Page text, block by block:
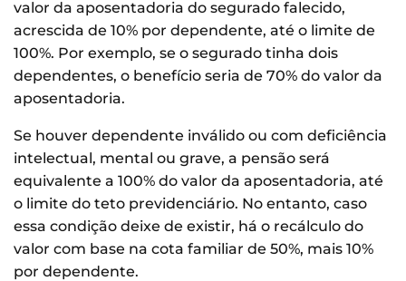
valor da aposentadoria do segurado falecido,
acrescida de 10% por dependente, até o limite de
100%. Por exemplo, se o segurado tinha dois
dependentes, o benefício seria de 70% do valor da
aposentadoria.
Se houver dependente inválido ou com deficiência
intelectual, mental ou grave, a pensão será
equivalente a 100% do valor da aposentadoria, até
o limite do teto previdenciário. No entanto, caso
essa condição deixe de existir, há o recálculo do
valor com base na cota familiar de 50%, mais 10%
por dependente.